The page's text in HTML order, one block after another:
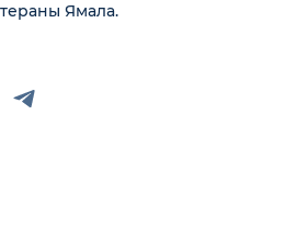
Ямала.